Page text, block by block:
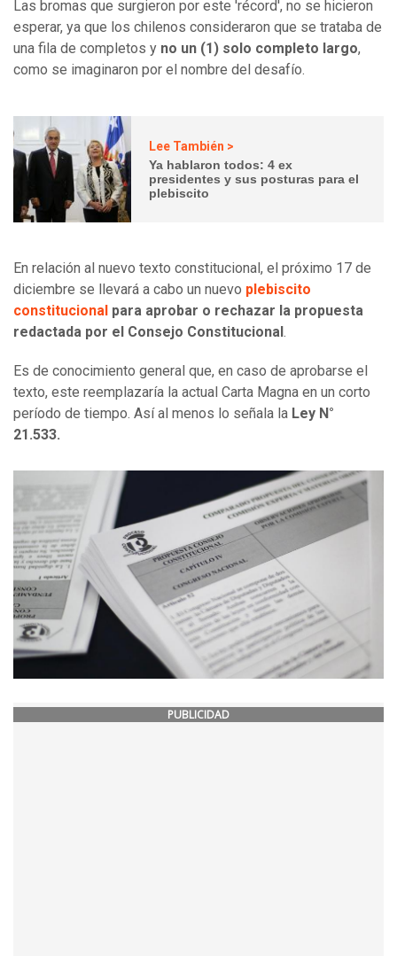
Las bromas que surgieron por este 'récord', no se hicieron
esperar, ya que los chilenos consideraron que se trataba de
una fila de completos y no un (1) solo completo largo,
como se imaginaron por el nombre del desafío.
Lee También >
Ya hablaron todos: 4 ex
presidentes y sus posturas para el
plebiscito
En relación al nuevo texto constitucional, el próximo 17 de
diciembre se llevará a cabo un nuevo plebiscito
constitucional para aprobar o rechazar la propuesta
redactada por el Consejo Constitucional .
Es de conocimiento general que, en caso de aprobarse el
texto, este reemplazaría la actual Carta Magna en un corto
período de tiempo. Así al menos lo señala la Ley N°
21.533.
PUBLICIDAD